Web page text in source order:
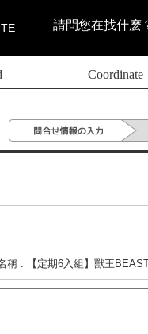
Coordinate
稱 : 【定期6入組】獸王